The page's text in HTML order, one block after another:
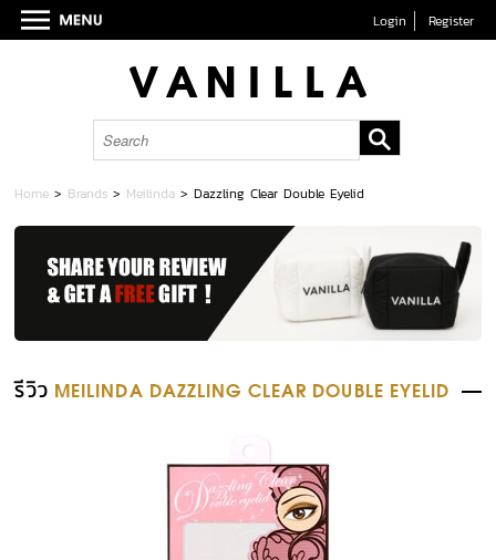
Login Register
Home > Brands > Meilinda >Dazzling Clear Double Eyelid
รีวิว MEILINDA DAZZLING CLEAR DOUBLE EYELID